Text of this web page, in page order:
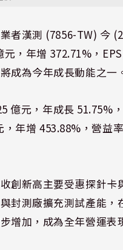
者漢測 (7856-TW) 今
元，年增 372.71%，
成為今年成長動能之一
億元，年成長 51.75%
年增 453.88%，營益
創新高主要受惠探針卡
封測廠擴充測試產能
增加，成為全年營運表